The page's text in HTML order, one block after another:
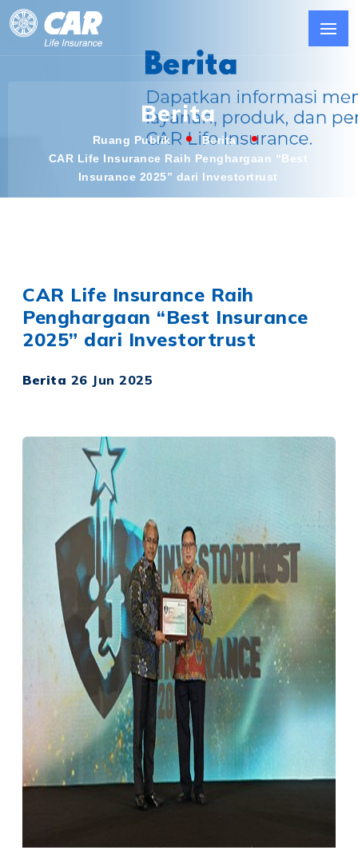
Berita
Ruang Publik
Berita
CAR Life Insurance Raih Penghargaan “Best
Insurance 2025” dari Investortrust
CAR Life Insurance Raih
Penghargaan “Best Insurance
2025” dari Investortrust
Berita 26 Jun 2025